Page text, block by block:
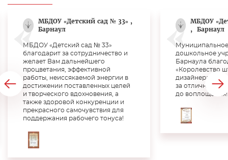
МБДОУ «Детский сад № 33» ,
Барнаул
МБДОУ «Детский сад № 33»
благодарит за сотрудничество и
желает Вам дальнейшего
процветания, эффективной
работы, неиссякаемой энергии в
достижении поставленных целей
и творческого вдохновения, а
также здоровой конкуренции и
прекрасного самочувствия для
поддержания рабочего тонуса!
МБДОУ
,
Барнаул
дошкольное
Барнаула
«Королевство
дизайнера
за отличную
до